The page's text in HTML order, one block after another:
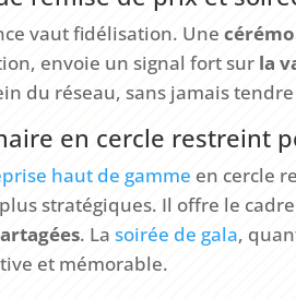
vaut fidélisation. Une
envoie un signal fort sur la
du réseau, sans jamais
en cercle restreint
haut de gamme en cercle
stratégiques. Il offre le
. La soirée de gala,
et mémorable.